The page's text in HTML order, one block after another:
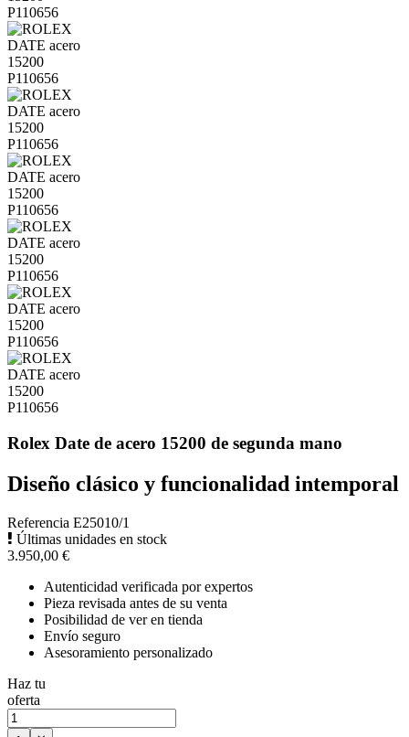
Rolex Date de acero 15200 de segunda mano
Diseño clásico y funcionalidad intemporal
Referencia E25010/1
Últimas unidades en stock
3.950,00 €
Autenticidad verificada por expertos
Pieza revisada antes de su venta
Posibilidad de ver en tienda
Envío seguro
Asesoramiento personalizado
Haz tu
oferta